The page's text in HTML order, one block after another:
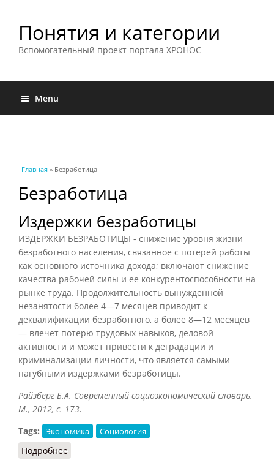
Понятия и категории
Вспомогательный проект портала ХРОНОС
Menu
Вы здесь
Главная » Безработица
Безработица
Издержки безработицы
ИЗДЕРЖКИ БЕЗРАБОТИЦЫ - снижение уровня жизни
безработного населения, связанное с потерей работы
как основного источника дохода; включают снижение
качества рабочей силы и ее конкурентоспособности на
рынке труда. Продолжительность вынужденной
незанятости более 4—7 месяцев приводит к
деквалификации безработного, а более 8—12 месяцев
— влечет потерю трудовых навыков, деловой
активности и может привести к деградации и
криминализации личности, что является самыми
пагубными издержками безработицы.
Райзберг Б.А. Современный социоэкономический словарь.
М., 2012, с. 173.
Tags:
Экономика Социология
Подробнее